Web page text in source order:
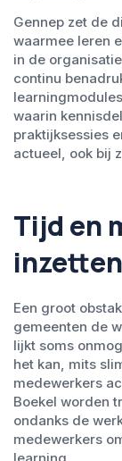
Gennep zet de
waarmee leren
in de
continu
waarin
praktijksessies
actueel, ook bij
Tijd en
inzetten
Een groot
gemeenten de
lijkt soms
het kan, mits
medewerkers
Boekel worden
ondanks de
medewerkers